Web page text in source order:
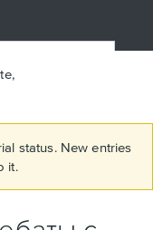
status. New entries
it.